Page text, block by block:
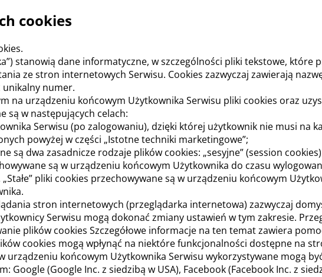
cookies
stanowią dane informatyczne, w szczególności pliki tekstowe,
ze stron internetowych Serwisu. Cookies zazwyczaj zawierają
numer.
na urządzeniu końcowym Użytkownika Serwisu pliki cookies oraz
są w następujących celach:
Serwisu (po zalogowaniu), dzięki której użytkownik nie musi na
powyżej w części „Istotne techniki marketingowe”;
są dwa zasadnicze rodzaje plików cookies: „sesyjne” (session
są w urządzeniu końcowym Użytkownika do czasu
pliki cookies przechowywane są w urządzeniu końcowym
stron internetowych (przeglądarka internetowa) zazwyczaj
Serwisu mogą dokonać zmiany ustawień w tym zakresie.
plików cookies Szczegółowe informacje na ten temat zawiera
cookies mogą wpłynąć na niektóre funkcjonalności dostępne na
urządzeniu końcowym Użytkownika Serwisu wykorzystywane mogą
Google (Google Inc. z siedzibą w USA), Facebook (Facebook Inc. z